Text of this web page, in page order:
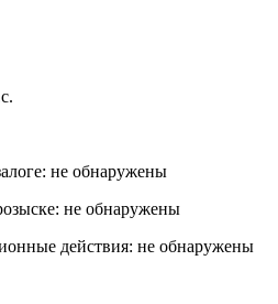
не обнаружены
не обнаружены
действия: не обнаружены